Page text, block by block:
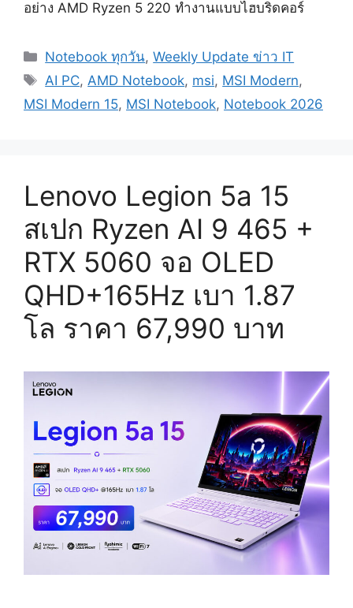
อย่าง AMD Ryzen 5 220 ทำงานแบบไฮบริดคอร์
Categories
Notebook ทุกวัน,Weekly Update ข่าว IT
Tags
AI PC, AMD Notebook, msi, MSI Modern,
MSI Modern 15, MSI Notebook, Notebook 2026
Lenovo Legion 5a 15
สเปก Ryzen AI 9 465 +
RTX 5060 จอ OLED
QHD+165Hz เบา 1.87
โล ราคา 67,990 บาท